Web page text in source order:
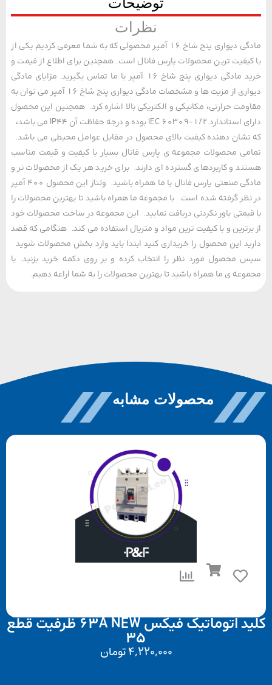
نظرات
مادگی دیواری پنج شاخ 16 آمپر محصولی که به شما معرفی کردیم یکی از
ترین محصولات پارس فانال است. همچنین برای اطلاع از قیمت و
خرید مادگی دیواری پنج شاخ 16 آمپر با ما تماس بگیرید. مزایای مادگی
دیواری از مزیت ها و مشخصات مادگی دیواری پنج شاخ 16 آمپر می توان به
حرارتی، مکانیکی و الکتریکی بالا اشاره کرد. همجنین این محصول
دارای استاندارد IEC 60309-1/2 بوده و درجه حفاظت آن IP44 می باشد،
دهنده کیفیت بالای محصول در مقابل عوامل محیطی می باشد.
محصولات مجموعه ی پارس فانال بسیار با کیفیت و قیمت مناسب
و کاربردهای گسترده ای دارند. برای خرید هر یک از محصولات نر و
مادگی صنعتی پارس فانال با ما همراه باشید. ولتاژ این محصول 400 آمپر
گرفته شده است. با مجموعه ما همراه باشید تا بهترین محصولات را
باور نکردنی دریافت نمایید. این مجموعه در ساخت محصولات خود
و با کیفیت ترین مواد و متریال استفاده می کند. هنگامی که قصد
این محصول را خریداری کنید ابتدا باید وارد بخش محصولات شوید
محصول مورد نظر را انتخاب کرده و بر روی دکمه خرید بزنید. با
ی ما همراه باشید تا بهترین محصولات را به شما اراعه دهیم.
محصولات مشابه
کلید اتوماتیک فیکس 63A NEW ظرفیت قطع
4,220,000تومان